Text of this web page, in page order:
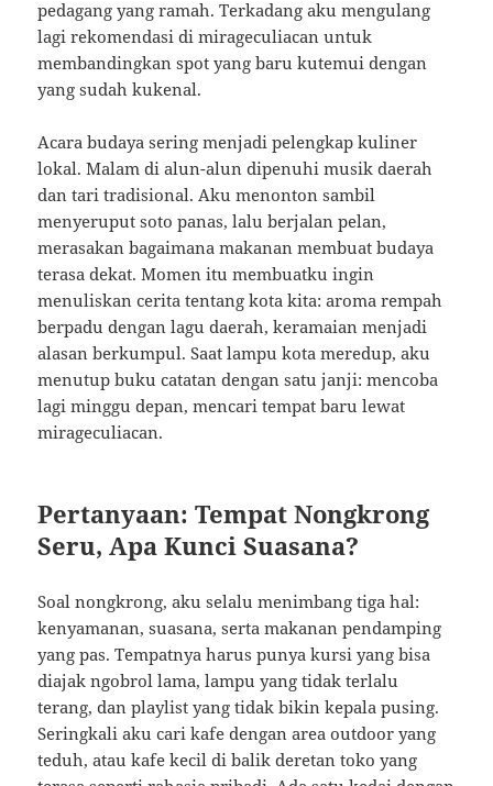
pedagang yang ramah. Terkadang aku mengulang
lagi rekomendasi di mirageculiacan untuk
membandingkan spot yang baru kutemui dengan
yang sudah kukenal.
Acara budaya sering menjadi pelengkap kuliner
lokal. Malam di alun-alun dipenuhi musik daerah
dan tari tradisional. Aku menonton sambil
menyeruput soto panas, lalu berjalan pelan,
merasakan bagaimana makanan membuat budaya
terasa dekat. Momen itu membuatku ingin
menuliskan cerita tentang kota kita: aroma rempah
berpadu dengan lagu daerah, keramaian menjadi
alasan berkumpul. Saat lampu kota meredup, aku
menutup buku catatan dengan satu janji: mencoba
lagi minggu depan, mencari tempat baru lewat
mirageculiacan.
Pertanyaan: Tempat Nongkrong
Seru, Apa Kunci Suasana?
Soal nongkrong, aku selalu menimbang tiga hal:
kenyamanan, suasana, serta makanan pendamping
yang pas. Tempatnya harus punya kursi yang bisa
diajak ngobrol lama, lampu yang tidak terlalu
terang, dan playlist yang tidak bikin kepala pusing.
Seringkali aku cari kafe dengan area outdoor yang
teduh, atau kafe kecil di balik deretan toko yang